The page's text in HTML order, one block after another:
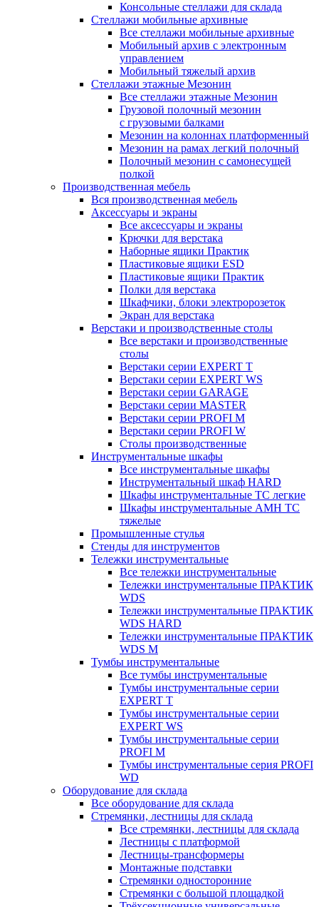
Консольные стеллажи для склада
Стеллажи мобильные архивные
Все стеллажи мобильные архивные
Мобильный архив с электронным
управлением
Мобильный тяжелый архив
Стеллажи этажные Мезонин
Все стеллажи этажные Мезонин
Грузовой полочный мезонин
с грузовыми балками
Мезонин на колоннах платформенный
Мезонин на рамах легкий полочный
Полочный мезонин с самонесущей
полкой
Производственная мебель
Вся производственная мебель
Аксессуары и экраны
Все аксессуары и экраны
Крючки для верстака
Наборные ящики Практик
Пластиковые ящики ESD
Пластиковые ящики Практик
Полки для верстака
Шкафчики, блоки электророзеток
Экран для верстака
Верстаки и производственные столы
Все верстаки и производственные
столы
Верстаки серии EXPERT T
Верстаки серии EXPERT WS
Верстаки серии GARAGE
Верстаки серии MASTER
Верстаки серии PROFI M
Верстаки серии PROFI W
Столы производственные
Инструментальные шкафы
Все инструментальные шкафы
Инструментальный шкаф HARD
Шкафы инструментальные ТС легкие
Шкафы инструментальные AMH TC
тяжелые
Промышленные стулья
Стенды для инструментов
Тележки инструментальные
Все тележки инструментальные
Тележки инструментальные ПРАКТИК
WDS
Тележки инструментальные ПРАКТИК
WDS HARD
Тележки инструментальные ПРАКТИК
WDS M
Тумбы инструментальные
Все тумбы инструментальные
Тумбы инструментальные серии
EXPERT T
Тумбы инструментальные серии
EXPERT WS
Тумбы инструментальные серии
PROFI M
Тумбы инструментальные серия PROFI
WD
Оборудование для склада
Все оборудование для склада
Стремянки, лестницы для склада
Все стремянки, лестницы для склада
Лестницы с платформой
Лестницы-трансформеры
Монтажные подставки
Стремянки односторонние
Стремянки с большой площадкой